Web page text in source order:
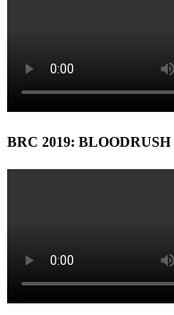
BRC 2019: BLOODRUSH